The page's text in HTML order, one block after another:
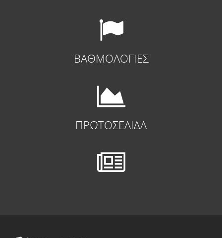
ΒΑΘΜΟΛΟΓΙΕΣ
ΠΡΩΤΟΣΕΛΙΔΑ